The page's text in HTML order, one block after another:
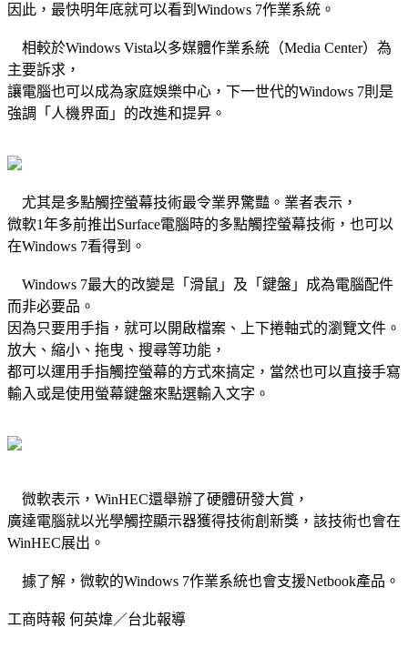
因此，最快明年底就可以看到Windows 7作業系統。
相較於Windows Vista以多媒體作業系統（Media Center）為
主要訴求，
讓電腦也可以成為家庭娛樂中心，下一世代的Windows 7則是
強調「人機界面」的改進和提昇。
尤其是多點觸控螢幕技術最令業界驚豔。業者表示，
微軟1年多前推出Surface電腦時的多點觸控螢幕技術，也可以
在Windows 7看得到。
Windows 7最大的改變是「滑鼠」及「鍵盤」成為電腦配件
而非必要品。
因為只要用手指，就可以開啟檔案、上下捲軸式的瀏覽文件。
放大、縮小、拖曳、搜尋等功能，
都可以運用手指觸控螢幕的方式來搞定，當然也可以直接手寫
輸入或是使用螢幕鍵盤來點選輸入文字。
微軟表示，WinHEC還舉辦了硬體研發大賞，
廣達電腦就以光學觸控顯示器獲得技術創新獎，該技術也會在
WinHEC展出。
據了解，微軟的Windows 7作業系統也會支援Netbook產品。
工商時報 何英煒／台北報導